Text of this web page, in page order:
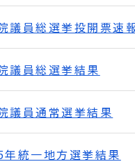
議員総選挙投開票速
議員総選挙結果
議員通常選挙結果
年統一地方選挙結果